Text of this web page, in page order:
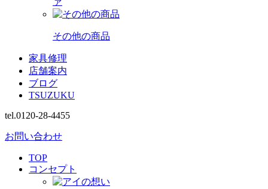
その他の商品
家具修理
店舗案内
ブログ
TSUZUKU
tel.0120-28-4455
お問い合わせ
TOP
コンセプト